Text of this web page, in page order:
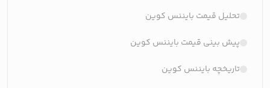
تحلیل قیمت بایننس کوین
پیش بینی قیمت بایننس کوین
تاریخچه بایننس کوین